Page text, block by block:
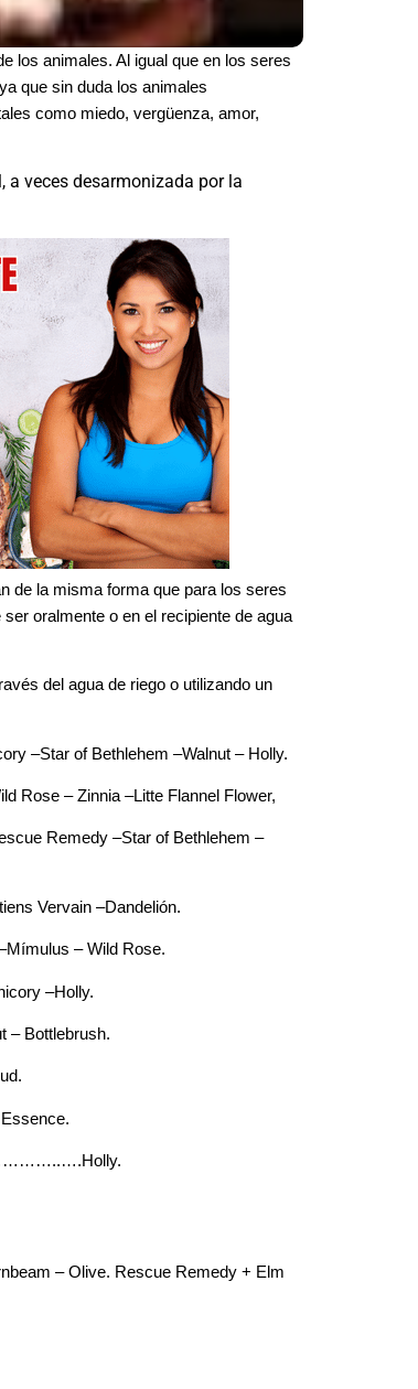
los animales. Al igual que en los seres
que sin duda los animales
como miedo, vergüenza, amor,
veces desarmonizada por la
de la misma forma que para los seres
oralmente o en el recipiente de agua
del agua de riego o utilizando un
of Bethlehem –Walnut – Holly.
Zinnia –Litte Flannel Flower,
–Star of Bethlehem –
Vervain –Dandelión.
– Wild Rose.
–Holly.
– Bottlebrush.
Holly.
Olive. Rescue Remedy + Elm